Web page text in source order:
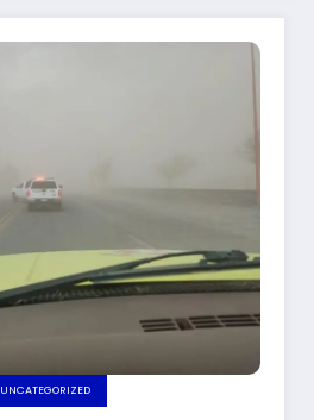
UNCATEGORIZED